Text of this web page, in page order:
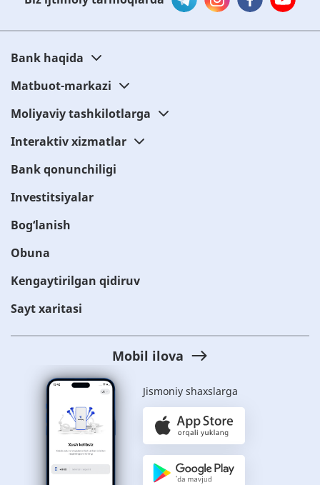
Bank haqida
Matbuot-markazi
Moliyaviy tashkilotlarga
Interaktiv xizmatlar
Bank qonunchiligi
Investitsiyalar
Bog‘lanish
Obuna
Kengaytirilgan qidiruv
Sayt xaritasi
Mobil ilova
Jismoniy shaxslarga